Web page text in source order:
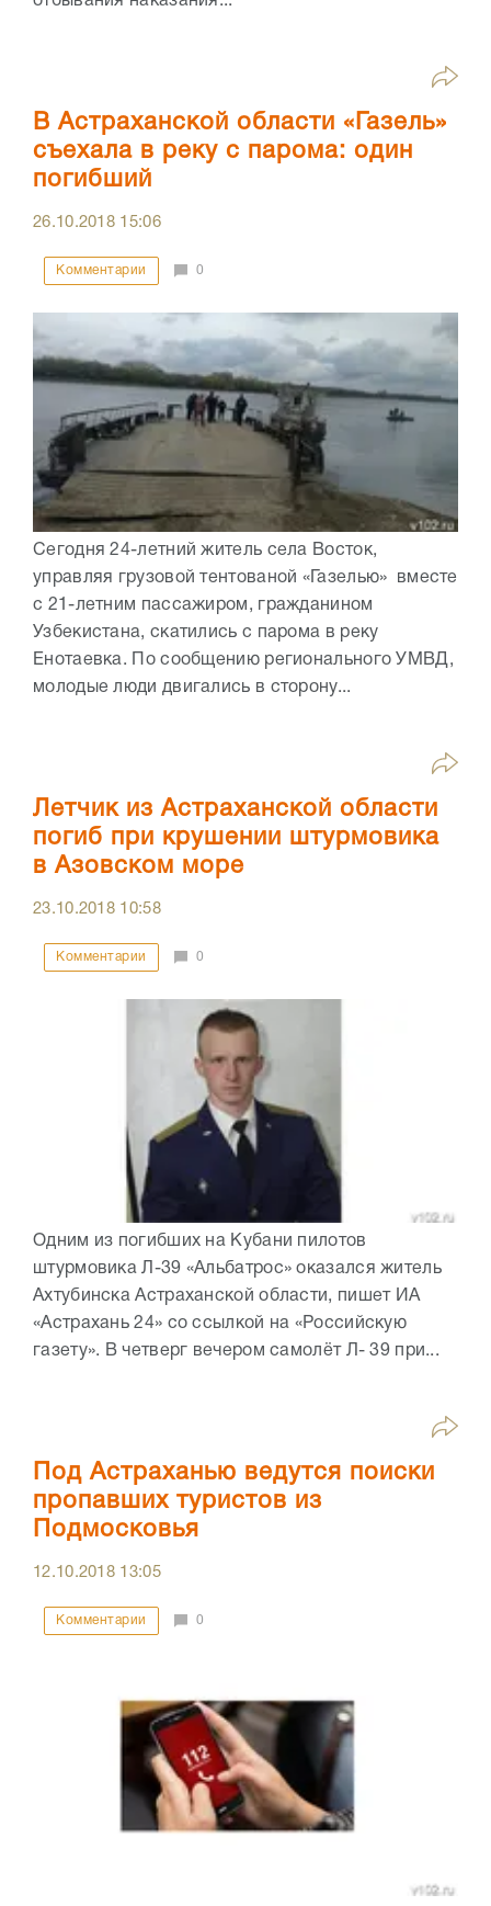
В Астраханской области «Газель»
съехала в реку с парома: один
погибший
26.10.2018 15:06
Комментарии 0
Сегодня 24-летний житель села Восток,
управляя грузовой тентованой «Газелью» вместе
с 21-летним пассажиром, гражданином
Узбекистана, скатились с парома в реку
Енотаевка. По сообщению регионального УМВД,
молодые люди двигались в сторону...
Летчик из Астраханской области
погиб при крушении штурмовика
в Азовском море
23.10.2018 10:58
Комментарии 0
Одним из погибших на Кубани пилотов
штурмовика Л-39 «Альбатрос» оказался житель
Ахтубинска Астраханской области, пишет ИА
«Астрахань 24» со ссылкой на «Российскую
газету». В четверг вечером самолёт Л- 39 при...
Под Астраханью ведутся поиски
пропавших туристов из
Подмосковья
12.10.2018 13:05
Комментарии 0